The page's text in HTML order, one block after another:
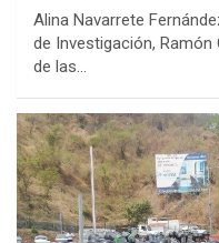
Alina Navarrete
de Investigación,
de las…